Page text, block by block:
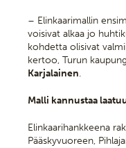
– Elinkaarimallin
voisivat alkaa jo
kohdetta olisivat
kertoo, Turun
Karjalainen.
Malli kannustaa
Elinkaarihankkeena
Pääskyvuoreen,